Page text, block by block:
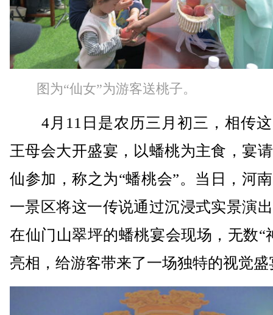
图为“仙女”为游客送桃子。
4月11日是农历三月初三，相传这
王母会大开盛宴，以蟠桃为主食，宴
仙参加，称之为“蟠桃会”。当日，河
一景区将这一传说通过沉浸式实景演
在仙门山翠坪的蟠桃宴会现场，无数“
亮相，给游客带来了一场独特的视觉盛